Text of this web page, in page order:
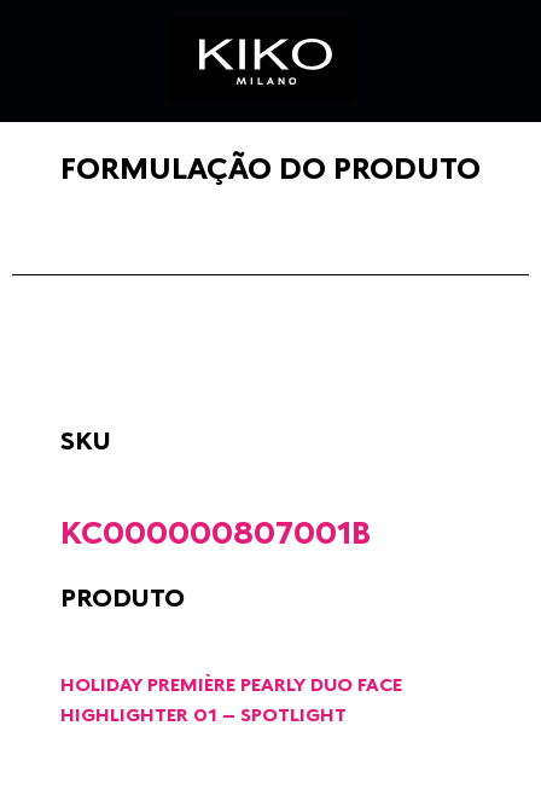
FORMULAÇÃO DO PRODUTO
SKU
KC000000807001B
PRODUTO
HOLIDAY PREMIÈRE PEARLY DUO FACE
HIGHLIGHTER 01 – SPOTLIGHT